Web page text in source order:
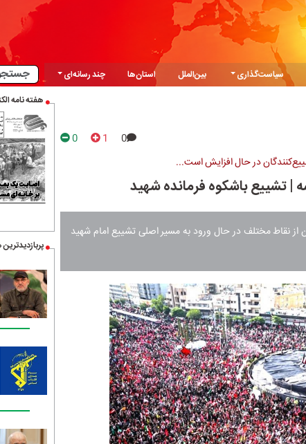
سیاست‌گذاری بین‌الملل استان‌ها
چند رسانه‌ای
0
1
0
در حال افزایش است...
| تشییع باشکوه فرمانده شهید
از نقاط مختلف در حال ورود به مسیر اصلی تشییع امام شهید
هفته نامه
پربازدیدترین